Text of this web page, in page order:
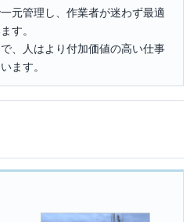
元管理し、作業者が迷わず最適
す。
、人はより付加価値の高い仕事
ます。